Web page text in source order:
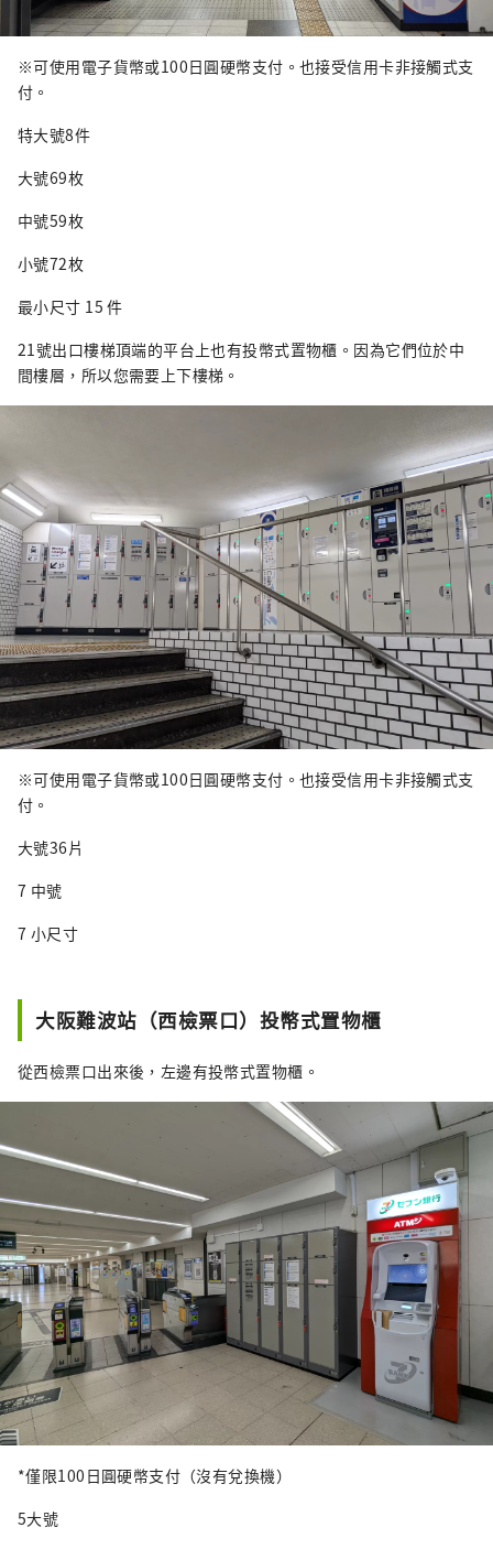
※可使用電子貨幣或100日圓硬幣支付。也接受信用卡非接觸式支
付。
特大號8件
大號69枚
中號59枚
小號72枚
最小尺寸 15 件
21號出口樓梯頂端的平台上也有投幣式置物櫃。因為它們位於中
間樓層，所以您需要上下樓梯。
※可使用電子貨幣或100日圓硬幣支付。也接受信用卡非接觸式支
付。
大號36片
7 中號
7 小尺寸
大阪難波站（西檢票口）投幣式置物櫃
從西檢票口出來後，左邊有投幣式置物櫃。
*僅限100日圓硬幣支付（沒有兌換機）
5大號